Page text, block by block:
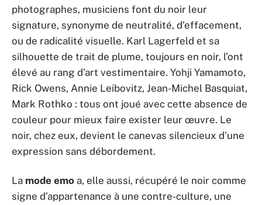
photographes, musiciens font du noir leur
signature, synonyme de neutralité, d’effacement,
ou de radicalité visuelle. Karl Lagerfeld et sa
silhouette de trait de plume, toujours en noir, l’ont
élevé au rang d’art vestimentaire. Yohji Yamamoto,
Rick Owens, Annie Leibovitz, Jean-Michel Basquiat,
Mark Rothko : tous ont joué avec cette absence de
couleur pour mieux faire exister leur œuvre. Le
noir, chez eux, devient le canevas silencieux d’une
expression sans débordement.
La mode emo a, elle aussi, récupéré le noir comme
signe d’appartenance à une contre-culture, une